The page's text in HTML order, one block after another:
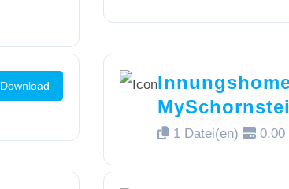
Download
1 Datei(en) 0.00